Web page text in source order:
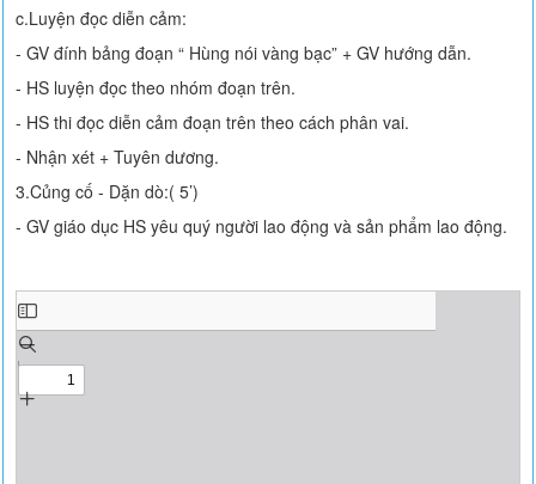
c.Luyện đọc diễn cảm:
- GV đính bảng đoạn “ Hùng nói vàng bạc” + GV hướng dẫn.
- HS luyện đọc theo nhóm đoạn trên.
- HS thi đọc diễn cảm đoạn trên theo cách phân vai.
- Nhận xét + Tuyên dương.
3.Củng cố - Dặn dò:( 5’)
- GV giáo dục HS yêu quý người lao động và sản phẩm lao động.